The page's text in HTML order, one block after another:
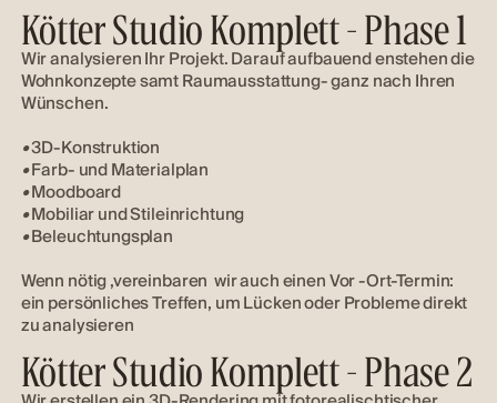
Kötter Studio Komplett - Phase 1
Wir analysieren Ihr Projekt. Darauf aufbauend enstehen die
Wohnkonzepte samt Raumausstattung- ganz nach Ihren
Wünschen.
•3D-Konstruktion
•Farb- und Materialplan
•Moodboard
•Mobiliar und Stileinrichtung
•Beleuchtungsplan
Wenn nötig ,vereinbaren wir auch einen Vor -Ort-Termin:
ein persönliches Treffen, um Lücken oder Probleme direkt
zu analysieren
Kötter Studio Komplett - Phase 2